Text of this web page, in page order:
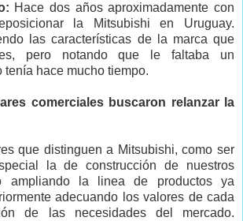
Hace dos años aproximadamente con
la Mitsubishi en Uruguay.
las características de la marca que
pero notando que le faltaba un
tenía hace mucho tiempo.
comerciales buscaron relanzar la
que distinguen a Mitsubishi, como ser
la de construcción de nuestros
ampliando la linea de productos ya
adecuando los valores de cada
de las necesidades del mercado.